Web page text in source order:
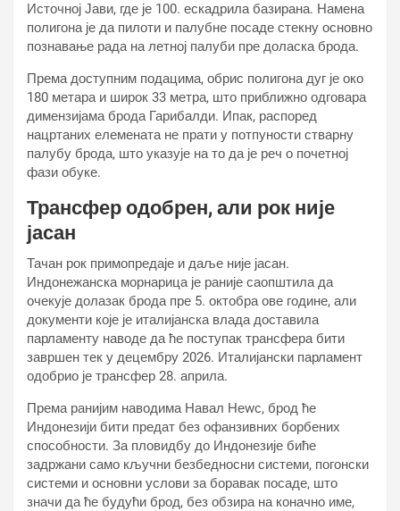
Источној Јави, где је 100. ескадрила базирана. Намена
полигона је да пилоти и палубне посаде стекну основно
познавање рада на летној палуби пре доласка брода.
Према доступним подацима, обрис полигона дуг је око
180 метара и широк 33 метра, што приближно одговара
димензијама брода Гарибалди. Ипак, распоред
нацртаних елемената не прати у потпуности стварну
палубу брода, што указује на то да је реч о почетној
фази обуке.
Трансфер одобрен, али рок није
јасан
Тачан рок примопредаје и даље није јасан.
Индонежанска морнарица је раније саопштила да
очекује долазак брода пре 5. октобра ове године, али
документи које је италијанска влада доставила
парламенту наводе да ће поступак трансфера бити
завршен тек у децембру 2026. Италијански парламент
одобрио је трансфер 28. априла.
Према ранијим наводима Навал Неwс, брод ће
Индонезији бити предат без офанзивних борбених
способности. За пловидбу до Индонезије биће
задржани само кључни безбедносни системи, погонски
системи и основни услови за боравак посаде, што
значи да ће будући брод, без обзира на коначно име,